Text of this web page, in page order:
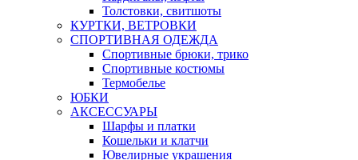
Толстовки, свитшоты
КУРТКИ, ВЕТРОВКИ
СПОРТИВНАЯ ОДЕЖДА
Спортивные брюки, трико
Спортивные костюмы
Термобелье
ЮБКИ
AКСЕССУАРЫ
Шарфы и платки
Кошельки и клатчи
Ювелирные украшения